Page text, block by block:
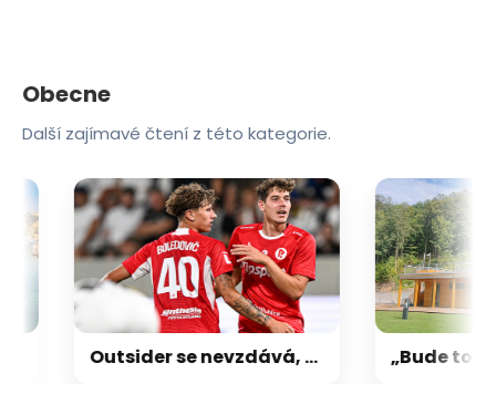
Obecne
Další zajímavé čtení z této kategorie.
Outsider se nevzdává, Pardubičtí jsou odhodlaní: Chceme Slavii překazit radost